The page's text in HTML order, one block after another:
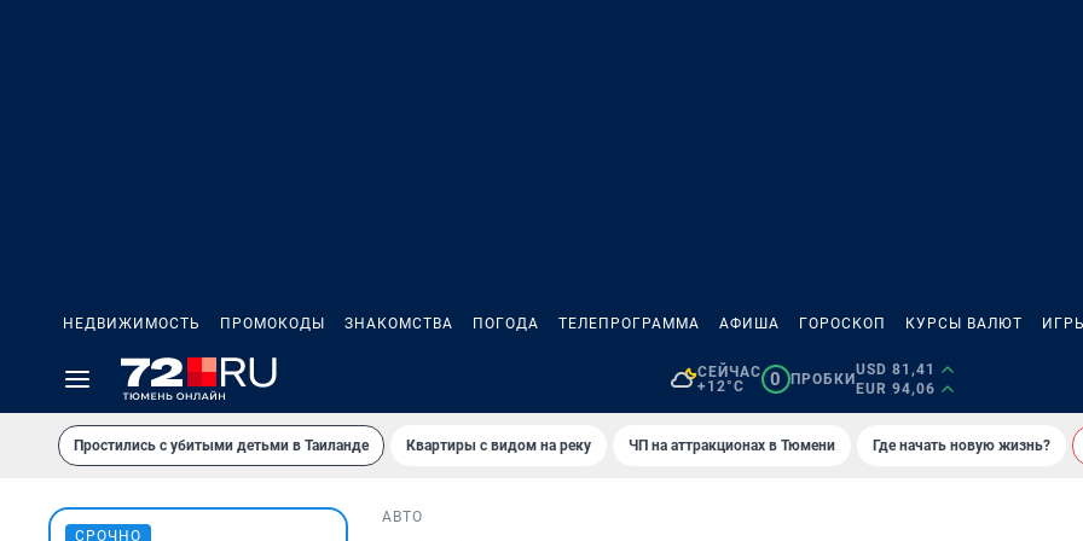
НЕДВИЖИМОСТЬ ПРОМОКОДЫ ЗНАКОМСТВА ПОГОДА ТЕЛЕПРОГРАММА АФИША ГОРОСКОП КУРСЫ ВАЛЮТ ИГРЫ
СЕЙЧАС
+12°C
0 ПРОБКИ
USD 81,41
EUR 94,06
Простились с убитыми детьми в Таиланде Квартиры с видом на реку ЧП на аттракционах в Тюмени Где начать новую жизнь?
СРОЧНО
АВТО